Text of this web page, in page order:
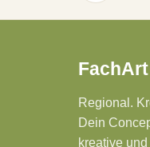
FachArt
Regional.
Dein
kreative